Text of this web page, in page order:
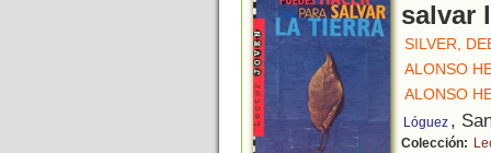
salvar
SILVER,
ALONSO
ALONSO
Lóguez ,
Colección: